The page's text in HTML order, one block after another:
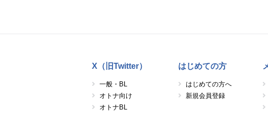
X（旧Twitter）
一般・BL
オトナ向け
オトナBL
はじめての方
はじめての方へ
新規会員登録